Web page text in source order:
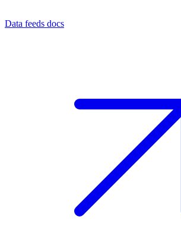
Data feeds docs